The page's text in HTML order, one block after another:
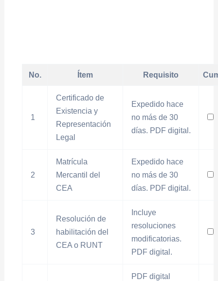
No. Ítem Requisito
1
Certificado de
Existencia y
Representación
Legal
Expedido hace
no más de 30
días. PDF digital.
2
Matrícula
Mercantil del
CEA
Expedido hace
no más de 30
días. PDF digital.
3
Resolución de
habilitación del
CEA o RUNT
Incluye
resoluciones
modificatorias.
PDF digital.
PDF digital